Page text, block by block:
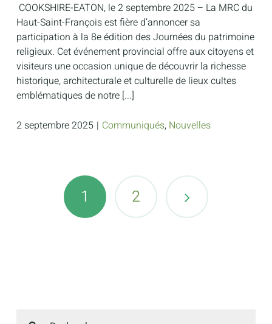
‎ COOKSHIRE-EATON, le 2 septembre 2025 – La MRC du
Haut-Saint-François est fière d’annoncer sa
participation à la 8e édition des Journées du patrimoine
religieux. Cet événement provincial offre aux citoyens et
visiteurs une occasion unique de découvrir la richesse
historique, architecturale et culturelle de lieux cultes
emblématiques de notre [...]
2 septembre 2025 | Communiqués, Nouvelles
1 2